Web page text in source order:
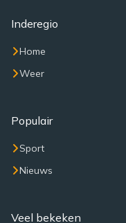
Inderegio
Home
Weer
Populair
Sport
Nieuws
Veel bekeken